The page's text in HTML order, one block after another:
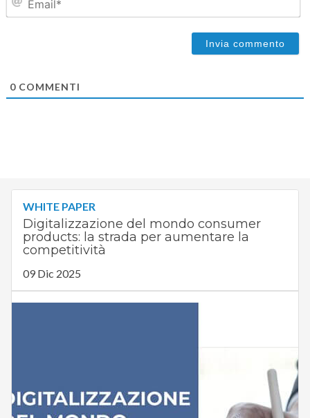
0COMMENTI
WHITE PAPER
Digitalizzazione del mondo consumer
products: la strada per aumentare la
competitività
09 Dic 2025